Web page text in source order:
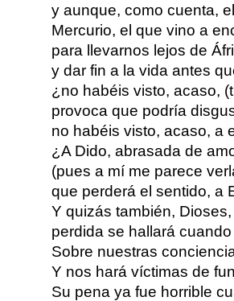
y aunque, como cuenta,
Mercurio, el que vino a
para llevarnos lejos de
y dar fin a la vida antes
¿no habéis visto, acaso,
provoca que podría
no habéis visto, acaso, a
¿A Dido, abrasada de
(pues a mí me parece
que perderá el sentido, a
Y quizás también,
perdida se hallará
Sobre nuestras
Y nos hará víctimas de
Su pena ya fue horrible